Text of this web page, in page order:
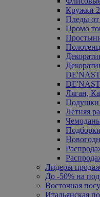
Кружки
Пледы от
Промо
Ляган,
Подушки
Летняя
Лидеры
До -50% на
Восточная
Итальянская